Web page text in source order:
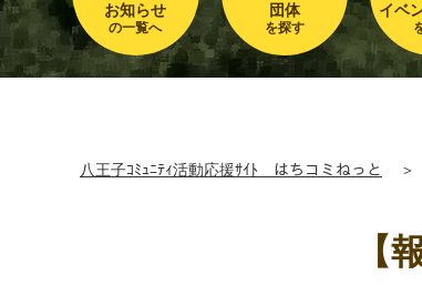
お知らせ
の一覧へ
団体
を探す
イベ
八王子ｺﾐｭﾆﾃｨ活動応援ｻｲﾄ はちコミねっと ＞
【